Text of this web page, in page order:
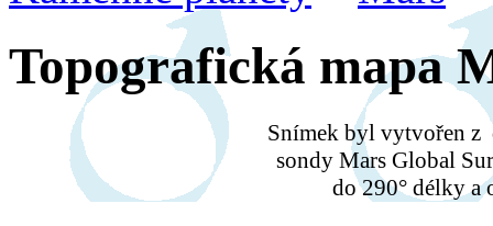
Topografická mapa
Snímek byl vytvořen z
sondy Mars Global
do 290° délky a